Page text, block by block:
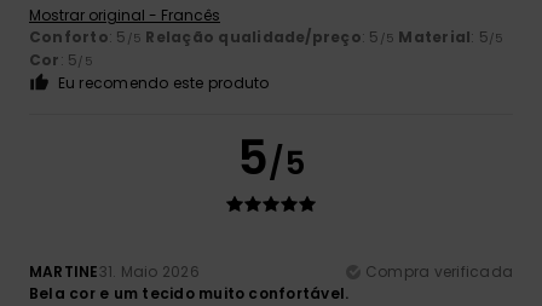
Mostrar original - Francês
Conforto: 5 /5 Relação qualidade/preço: 5 /5 Material: 5/5
Cor: 5/5
Eu recomendo este produto
5/5
MARTINE31. Maio 2026
Compra verificada
Bela cor e um tecido muito confortável.